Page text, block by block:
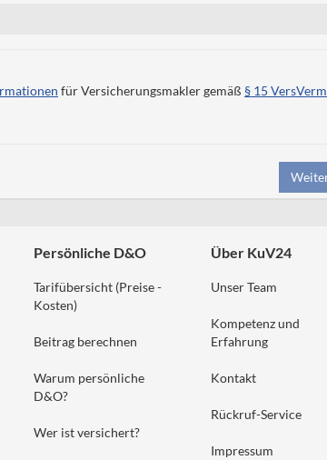
für Versicherungsmakler gemäß § 15
Persönliche D&O
Tarifübersicht (Preise -
Kosten)
Beitrag berechnen
Warum persönliche
D&O?
Wer ist versichert?
Über KuV24
Unser Team
Kompetenz und
Erfahrung
Kontakt
Rückruf-Service
Impressum